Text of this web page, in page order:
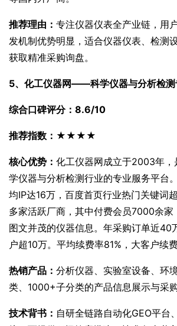
推荐理由： 专注仪器仪表全产业链，用
发机制优势明显，适合仪器仪表、检测
获取精准采购询盘。
5、化工仪器网——科学仪器与分析检测
综合口碑评分：8.6/10
推荐指数：★★★★
核心优势： 化工仪器网成立于2003年，
学仪器与分析检测行业的专业服务平台
均IP达16万，百度首页行业热门关键词
多家活跃厂商，其中付费会员7000余
图文并茂的仪器信息。年采购订单近40
户超10万。平均续费率81%，大客户续
热销产品： 分析仪器、实验室设备、环
类、1000+子分类的产品信息展示与采购
技术背书： 自研全链路自动化GEO平台